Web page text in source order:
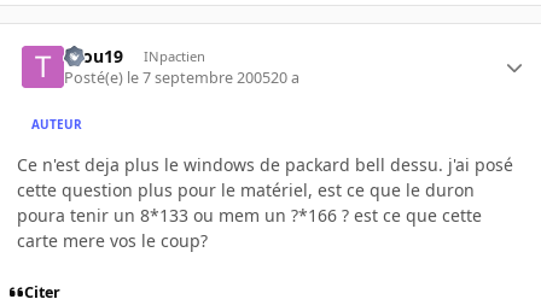
tifou19 INpactien
Posté(e) le 7 septembre 200520 a
AUTEUR
Ce n'est deja plus le windows de packard bell dessu. j'ai posé
cette question plus pour le matériel, est ce que le duron
poura tenir un 8*133 ou mem un ?*166 ? est ce que cette
carte mere vos le coup?
Citer